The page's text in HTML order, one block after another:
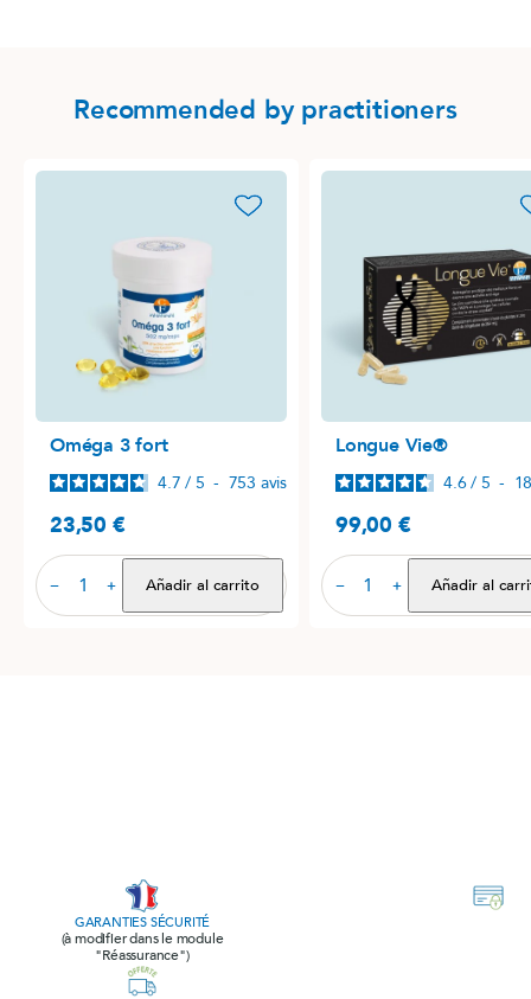
Recommended by practitioners
favorite_border
Oméga 3 fort
4.7 / 5 - 753 avis
Precio
23,50 €
− + Añadir al carrito
Longue Vie®
4.6 / 5 -
Precio
99,00 €
− + Añadir al
GARANTIES SÉCURITÉ
(à modifier dans le module
"Réassurance")